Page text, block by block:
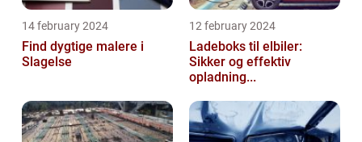
14 february 2024
Find dygtige malere i
Slagelse
12 february 2024
Ladeboks til elbiler:
Sikker og effektiv
opladning...